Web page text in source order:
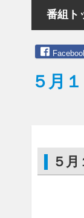
番組ト
５月
５